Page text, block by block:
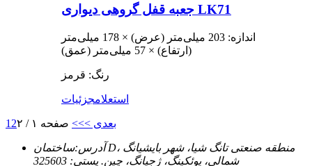
جعبه قفل گروهی دیواری LK71
اندازه: 203 میلی‌متر (عرض) × 178 میلی‌متر
(ارتفاع) × 57 میلی‌متر (عمق)
رنگ: قرمز
استعلامجزئیات
1 2 بعدی >>> صفحه ۱ / ۲
آدرس:ساختمان D، منطقه صنعتی تانگ شیا، شهر بایشیانگ
شمالی، یوئکینگ، ژجیانگ، چین. پستی: 325603